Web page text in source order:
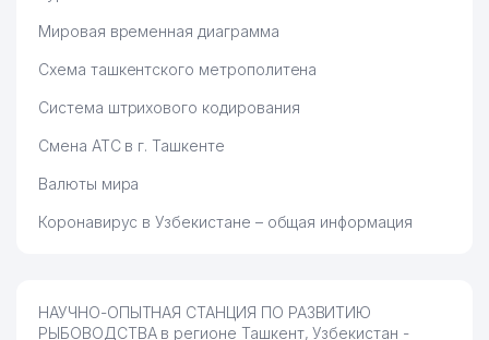
Мировая временная диаграмма
Схема ташкентского метрополитена
Система штрихового кодирования
Смена АТС в г. Ташкенте
Валюты мира
Коронавирус в Узбекистане – общая информация
НАУЧНО-ОПЫТНАЯ СТАНЦИЯ ПО РАЗВИТИЮ
РЫБОВОДСТВА в регионе Ташкент, Узбекистан -